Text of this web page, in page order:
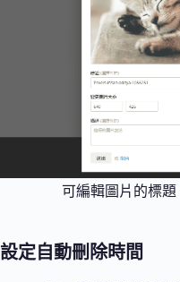
可編輯圖片的標
設定自動刪除時間